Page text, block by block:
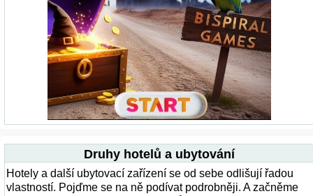
Druhy hotelů a ubytování
Hotely a další ubytovací zařízení se od sebe odlišují řadou
vlastností. Pojďme se na ně podívat podrobněji. A začněme